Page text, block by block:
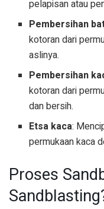
pelapisan atau
Pembersihan
kotoran dari
aslinya.
Pembersihan
kotoran dari
dan bersih.
Etsa kaca:
permukaan kaca
Proses